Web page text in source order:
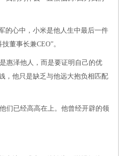
的心中，小米是他人生中最后一件
董事长兼CEO”。
惠泽他人，而是要证明自己的优
，他只是缺乏与他远大抱负相匹配
们已经高高在上。他曾经开辟的领